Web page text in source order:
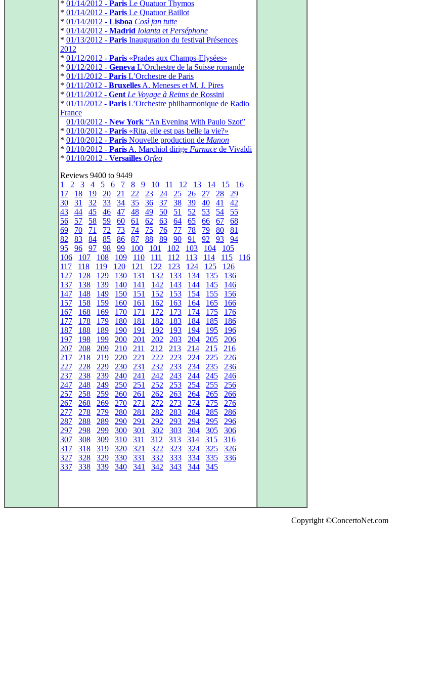
* 01/14/2012 - Paris Le Quatuor Thymos
* 01/14/2012 - Paris Le Quatuor Baillot
* 01/14/2012 - Lisboa Così fan tutte
* 01/14/2012 - Madrid Iolanta et Perséphone
* 01/13/2012 - Paris Inauguration du festival Présences
2012
* 01/12/2012 - Paris «Prades aux Champs-Elysées»
* 01/12/2012 - Geneva L’Orchestre de la Suisse romande
* 01/11/2012 - Paris L’Orchestre de Paris
* 01/11/2012 - Bruxelles A. Meneses et M. J. Pires
* 01/11/2012 - Gent Le Voyage à Reims de Rossini
* 01/11/2012 - Paris L’Orchestre philharmonique de Radio
France
01/10/2012 - New York “An Evening With Paulo Szot”
* 01/10/2012 - Paris «Rita, elle est pas belle la vie?»
* 01/10/2012 - Paris Nouvelle production de Manon
* 01/10/2012 - Paris A. Marchiol dirige Farnace de Vivaldi
* 01/10/2012 - Versailles Orfeo
Reviews 9400 to 9449
1
2 3 4 5 6 7 8 9 10 11 12 13 14 15
16
17
18 19 20 21 22 23 24 25 26 27 28
29
30
31 32 33 34 35 36 37 38 39 40 41
42
43
44 45 46 47 48 49 50 51 52 53 54
55
56
57 58 59 60 61 62 63 64 65 66 67
68
69
70 71 72 73 74 75 76 77 78 79 80
81
82
83 84 85 86 87 88 89 90 91 92 93
94
95
96 97 98 99 100 101 102 103 104
105
106
107 108 109 110 111 112 113 114 115
116
117
118 119 120 121 122 123 124 125
126
127
128 129 130 131 132 133 134 135
136
137
138 139 140 141 142 143 144 145
146
147
148 149 150 151 152 153 154 155
156
157
158 159 160 161 162 163 164 165
166
167
168 169 170 171 172 173 174 175
176
177
178 179 180 181 182 183 184 185
186
187
188 189 190 191 192 193 194 195
196
197
198 199 200 201 202 203 204 205
206
207
208 209 210 211 212 213 214 215
216
217
218 219 220 221 222 223 224 225
226
227
228 229 230 231 232 233 234 235
236
237
238 239 240 241 242 243 244 245
246
247
248 249 250 251 252 253 254 255
256
257
258 259 260 261 262 263 264 265
266
267
268 269 270 271 272 273 274 275
276
277
278 279 280 281 282 283 284 285
286
287
288 289 290 291 292 293 294 295
296
297
298 299 300 301 302 303 304 305
306
307
308 309 310 311 312 313 314 315
316
317
318 319 320 321 322 323 324 325
326
327
328 329 330 331 332 333 334 335
336
337
338 339 340 341 342 343 344 345
Copyright ©ConcertoNet.com